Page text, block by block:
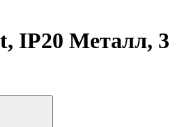
IP20 Металл, 3